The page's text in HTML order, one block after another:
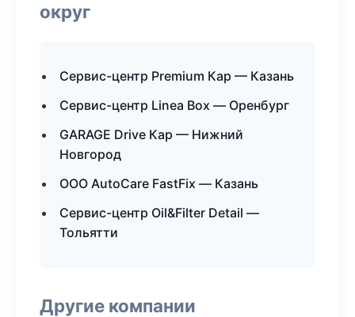
округ
Сервис-центр Premium Кар — Казань
Сервис-центр Linea Box — Оренбург
GARAGE Drive Кар — Нижний
Новгород
ООО AutoCare FastFix — Казань
Сервис-центр Oil&Filter Detail —
Тольятти
Другие компании